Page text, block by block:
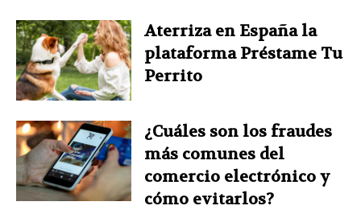
Aterriza en España la
plataforma Préstame Tu
Perrito
¿Cuáles son los fraudes
más comunes del
comercio electrónico y
cómo evitarlos?